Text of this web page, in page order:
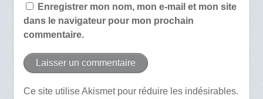
Enregistrer mon nom, mon e-mail et mon site
dans le navigateur pour mon prochain
commentaire.
Ce site utilise Akismet pour réduire les indésirables.